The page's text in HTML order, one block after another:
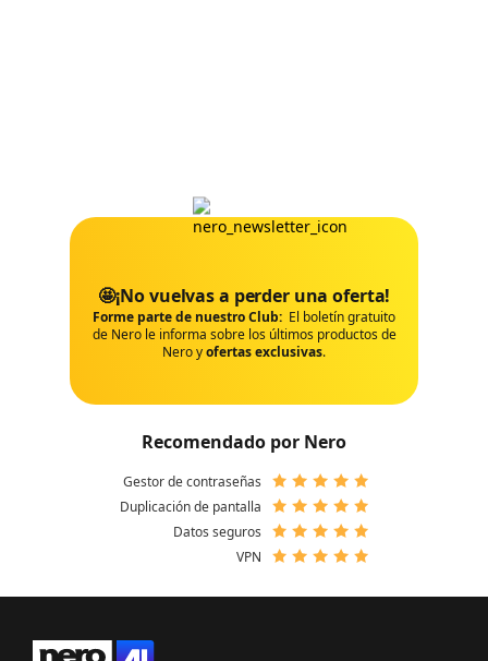
🤩¡No vuelvas a perder una oferta!
Forme parte de nuestro Club: El boletín gratuito
de Nero le informa sobre los últimos productos de
Nero yofertas exclusivas.
Recomendado por Nero
Gestor de contraseñas
Duplicación de pantalla
Datos seguros
VPN